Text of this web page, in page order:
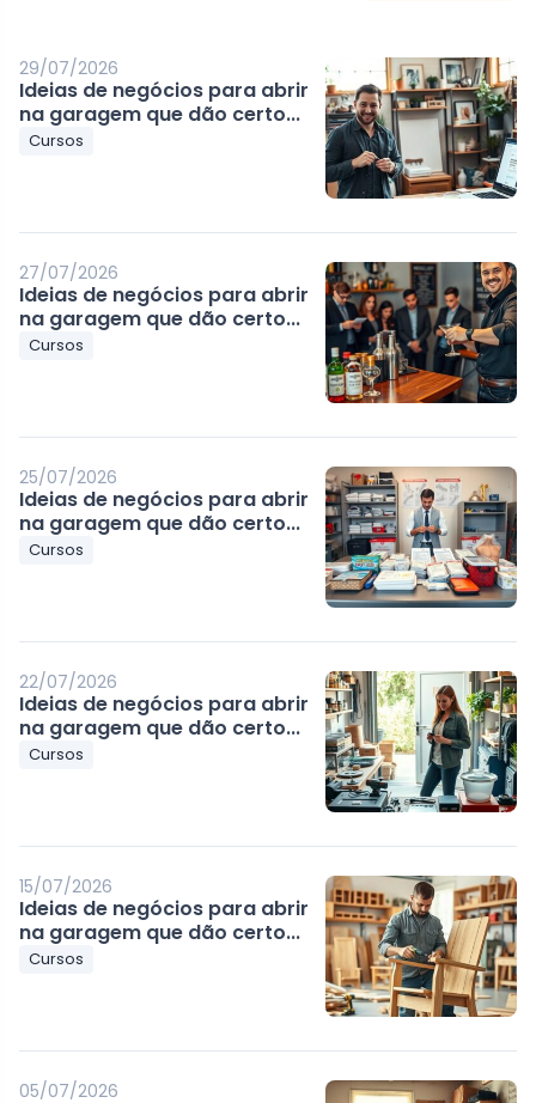
29/07/2026
Ideias de negócios para abrir
na garagem que dão certo...
Cursos
27/07/2026
Ideias de negócios para abrir
na garagem que dão certo...
Cursos
25/07/2026
Ideias de negócios para abrir
na garagem que dão certo...
Cursos
22/07/2026
Ideias de negócios para abrir
na garagem que dão certo...
Cursos
15/07/2026
Ideias de negócios para abrir
na garagem que dão certo...
Cursos
05/07/2026